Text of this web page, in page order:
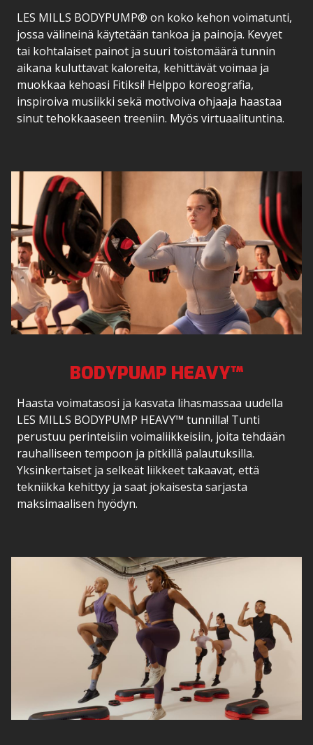
LES MILLS BODYPUMP® on koko kehon voimatunti,
jossa välineinä käytetään tankoa ja painoja. Kevyet
tai kohtalaiset painot ja suuri toistomäärä tunnin
aikana kuluttavat kaloreita, kehittävät voimaa ja
muokkaa kehoasi Fitiksi! Helppo koreografia,
inspiroiva musiikki sekä motivoiva ohjaaja haastaa
sinut tehokkaaseen treeniin. Myös virtuaalituntina.
BODYPUMP HEAVY™
Haasta voimatasosi ja kasvata lihasmassaa uudella
LES MILLS BODYPUMP HEAVY™ tunnilla! Tunti
perustuu perinteisiin voimaliikkeisiin, joita tehdään
rauhalliseen tempoon ja pitkillä palautuksilla.
Yksinkertaiset ja selkeät liikkeet takaavat, että
tekniikka kehittyy ja saat jokaisesta sarjasta
maksimaalisen hyödyn.